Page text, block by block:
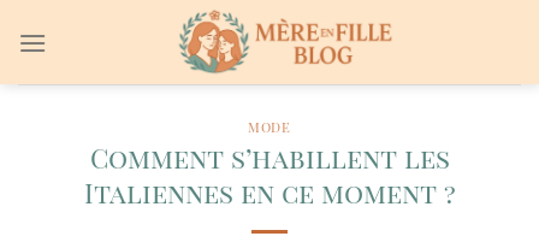
au
MODE
Comment s’habillent les
Italiennes en ce moment ?